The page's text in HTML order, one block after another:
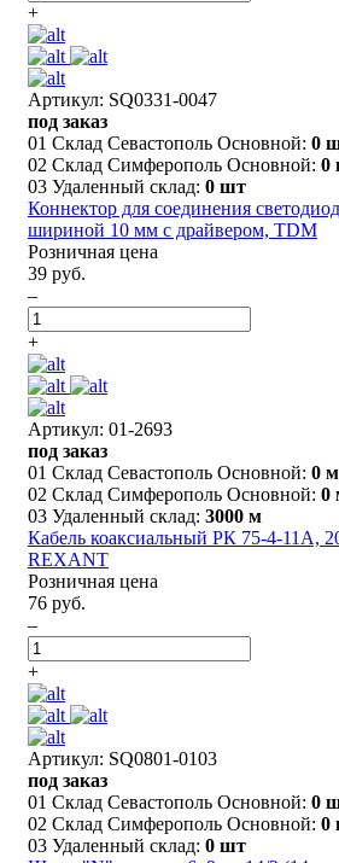
+
Артикул: SQ0331-0047
под заказ
01 Склад Севастополь Основной: 0
02 Склад Симферополь Основной: 0
03 Удаленный склад: 0 шт
Коннектор для соединения
шириной 10 мм с драйвером, TDM
Розничная цена
39 руб.
–
+
Артикул: 01-2693
под заказ
01 Склад Севастополь Основной: 0 м
02 Склад Симферополь Основной: 0
03 Удаленный склад: 3000 м
Кабель коаксиальный РК 75-4-11А,
REXANT
Розничная цена
76 руб.
–
+
Артикул: SQ0801-0103
под заказ
01 Склад Севастополь Основной: 0
02 Склад Симферополь Основной: 0
03 Удаленный склад: 0 шт